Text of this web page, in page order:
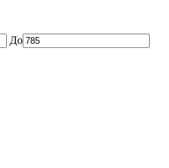
До